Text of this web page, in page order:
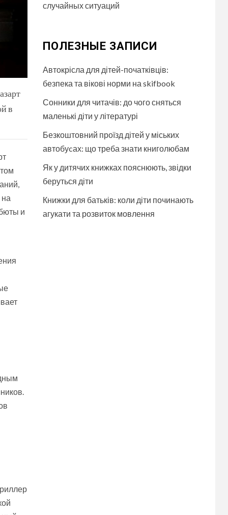
в
и
случайных ситуаций
ПОЛЕЗНЫЕ ЗАПИСИ
Автокрісла для дітей-початківців:
безпека та вікові норми на skifbook
Сонники для читачів: до чого сняться
маленькі діти у літературі
Безкоштовний проїзд дітей у міських
автобуcах: що треба знати книголюбам
Як у дитячих книжках пояснюють, звідки
беруться діти
Книжки для батьків: коли діти починають
агукати та розвиток мовлення